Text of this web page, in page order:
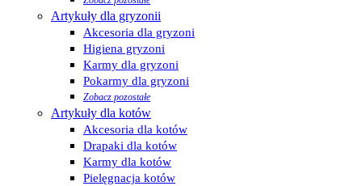
Artykuły dla gryzonii
Akcesoria dla gryzoni
Higiena gryzoni
Karmy dla gryzoni
Pokarmy dla gryzoni
Zobacz pozostałe
Artykuły dla kotów
Akcesoria dla kotów
Drapaki dla kotów
Karmy dla kotów
Pielęgnacja kotów